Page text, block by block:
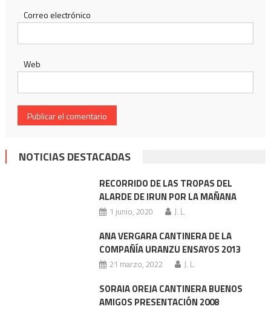
Correo electrónico
Web
NOTICIAS DESTACADAS
RECORRIDO DE LAS TROPAS DEL
ALARDE DE IRUN POR LA MAÑANA
1 junio, 2020 J. L.
ANA VERGARA CANTINERA DE LA
COMPAÑÍA URANZU ENSAYOS 2013
21 marzo, 2022 J. L.
SORAIA OREJA CANTINERA BUENOS
AMIGOS PRESENTACIÓN 2008